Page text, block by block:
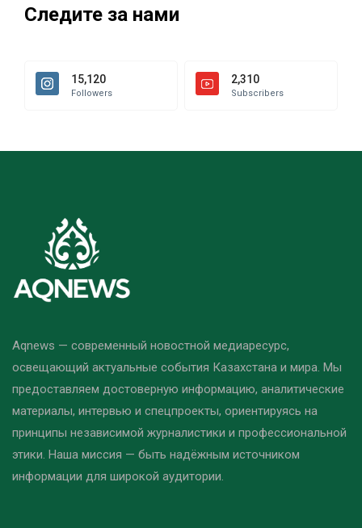
Следите за нами
15,120
Followers
2,310
Subscribers
Aqnews — современный новостной медиаресурс,
освещающий актуальные события Казахстана и мира. Мы
предоставляем достоверную информацию, аналитические
материалы, интервью и спецпроекты, ориентируясь на
принципы независимой журналистики и профессиональной
этики. Наша миссия — быть надёжным источником
информации для широкой аудитории.